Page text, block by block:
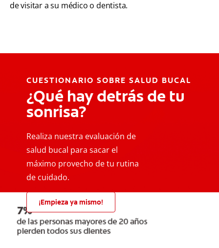
de visitar a su médico o dentista.
CUESTIONARIO SOBRE SALUD BUCAL
¿Qué hay detrás de tu
sonrisa?
Realiza nuestra evaluación de
salud bucal para sacar el
máximo provecho de tu rutina
de cuidado.
¡Empieza ya mismo!